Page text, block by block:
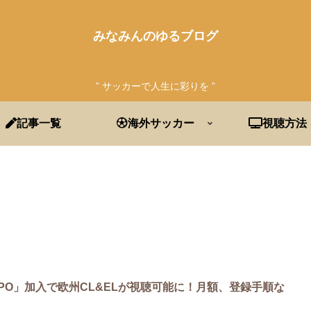
みなみんのゆるブログ
” サッカーで人生に彩りを ”
記事一覧 海外サッカー 視聴方法
」加入で欧州CL&ELが視聴可能に！月額、登録手順な